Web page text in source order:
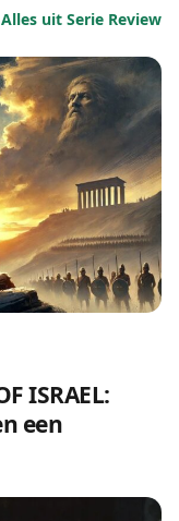
Alles uit Serie Review
ISRAEL:
een